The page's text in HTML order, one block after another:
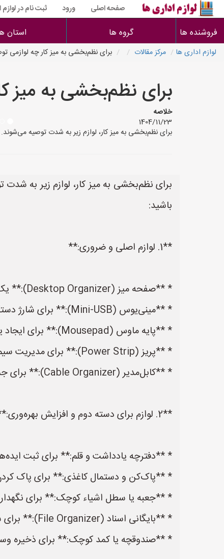
صفحه اصلی ورود ثبت نام در
فروشنده ها گروه ها استان
لوازم اداری ها مرکز مقالات برای نظم‌بخشی به میز کار چه لوازمی
برای نظم‌بخشی به میز
خلاصه
1404/11/23
برای نظم‌بخشی به میز کار، لوازم زیر به شدت توصیه می‌شوند. این
برای نظم‌بخشی به میز کار، لوازم زیر به
باشید:
**1. لوازم اصلی و ضروری:**
* **صفحه میز (Desktop Organizer):** یک وسیله ضروری برای نگهداری تمام وسایل کوچک مانند کلیدها، مدادها، ماوس، و اسناد.
* **مینی‌یوس (Mini-USB):** برای شارژ دستگاه‌های مختلف مانند موبایل و تبلت
* **پایه ماوس (Mousepad):** برای ایجاد یک سطح کار راحت و جلوگیری از لغزش ماوس.
* **پریز (Power Strip):** برای مدیریت سیم‌ها و شارژ دستگاه‌ها.
* **کابل‌مدیر (Cable Organizer):** برای جمع‌آوری و مرتب کردن کابل‌ها و جلوگیری از بهم‌ریزی آن‌ها.
**2. لوازم برای دسته دوم و افزایش بهره‌وری:**
* **دفترچه یادداشت و قلم:** برای ثبت
* **پاک‌کن و دستمال کاغذی:** برای پاک
* **جعبه یا سطل اشیاء کوچک:** برای
* **بایگانی اسناد (File Organizer):** برای سازماندهی اسناد مهم و دسترسی آسان به آن‌ها. (مخصوصاً اگر کار با اسناد زیاد است)
* **صندوقچه یا کمد کوچک:** برای ذخیره